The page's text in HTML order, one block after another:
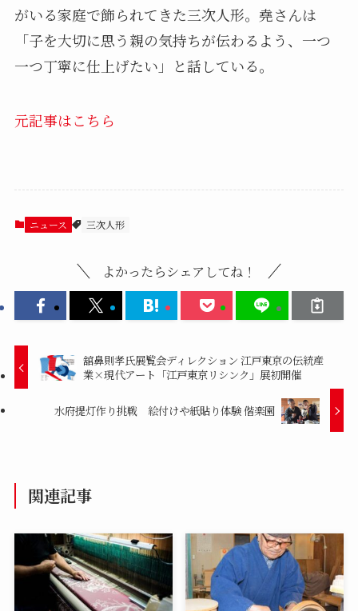
がいる家庭で飾られてきた三次人形。堯さんは
「子を大切に思う親の気持ちが伝わるよう、一つ
一つ丁寧に仕上げたい」と話している。
元記事はこちら
ニュース 三次人形
よかったらシェアしてね！
舘鼻則孝氏展覧会ディレクション 江戸東京の伝統産
業×現代アート「江戸東京リシンク」展初開催
水府提灯作り挑戦 絵付けや紙貼り体験 偕楽園
関連記事